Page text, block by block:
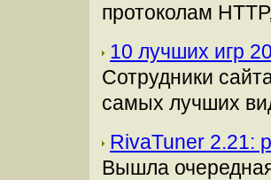
протоколам
10 лучших игр
Сотрудники
самых лучших
RivaTuner 2.21:
Вышла